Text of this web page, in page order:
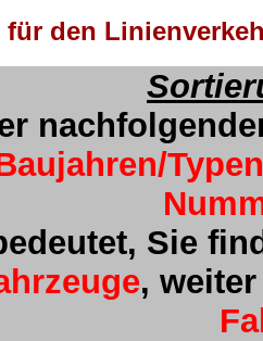
für den
Typen
Sie
,